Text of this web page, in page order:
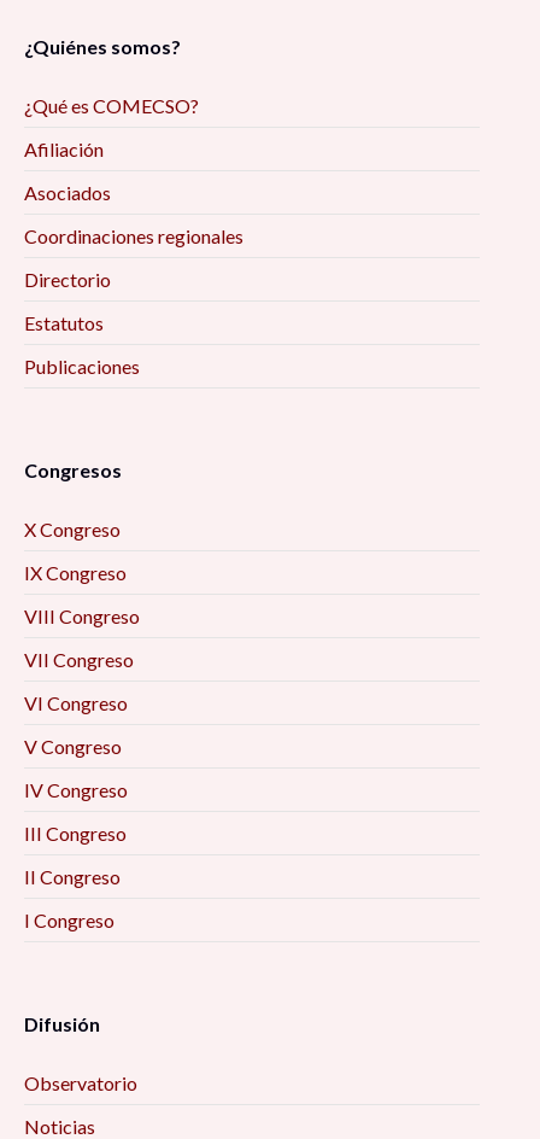
¿Quiénes somos?
¿Qué es COMECSO?
Afiliación
Asociados
Coordinaciones regionales
Directorio
Estatutos
Publicaciones
Congresos
X Congreso
IX Congreso
VIII Congreso
VII Congreso
VI Congreso
V Congreso
IV Congreso
III Congreso
II Congreso
I Congreso
Difusión
Observatorio
Noticias